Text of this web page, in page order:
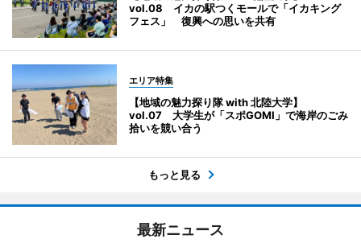
vol.08 イカの駅つくモールで「イカキング
フェス」 復興への思いを共有
エリア特集
【地域の魅力探り隊 with 北陸大学】
vol.07 大学生が「スポGOMI」で海岸のごみ
拾いを競い合う
もっと見る
最新ニュース